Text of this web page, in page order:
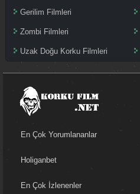
Gerilim Filmleri
Zombi Filmleri
Uzak Doğu Korku Filmleri
En Çok Yorumlananlar
Holiganbet
En Çok İzlenenler